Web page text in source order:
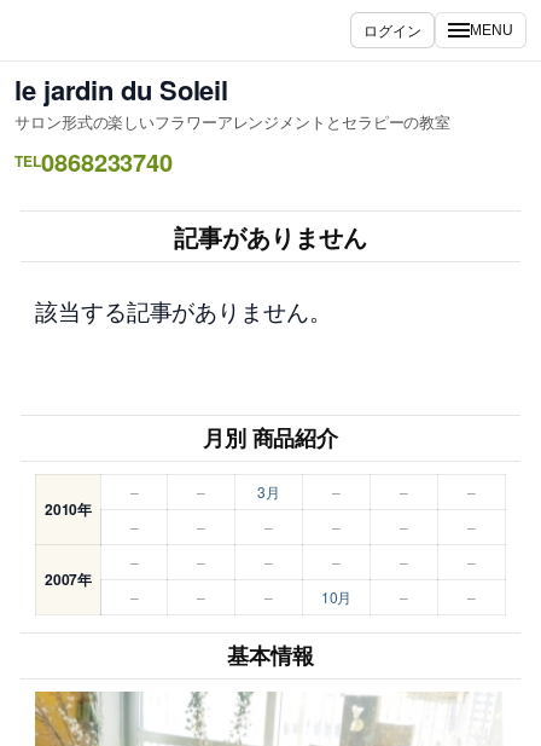
を
ス
キ
ッ
ログイン MENU
le jardin du Soleil
サロン形式の楽しいフラワーアレンジメントとセラピーの教室
TEL0868233740
記事がありません
該当する記事がありません。
月別 商品紹介
2010年
– – 3月 – –
–
–
– – – – –
2007年
– – – – –
–
–
– – 10月 – –
基本情報